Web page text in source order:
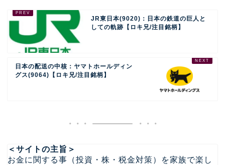
JR東日本(9020)：日本の鉄道の巨人と
しての軌跡【ロキ兄/注目銘柄】
日本の配送の中核：ヤマトホールディン
グス(9064)【ロキ兄/注目銘柄】
＜サイトの主旨＞
お金に関する事（投資・株・税金対策）を家族で楽し